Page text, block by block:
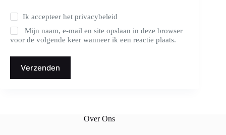
Ik accepteer hetprivacybeleid
Mijn naam, e-mail en site opslaan in deze browser
voor de volgende keer wanneer ik een reactie plaats.
Verzenden
Over Ons